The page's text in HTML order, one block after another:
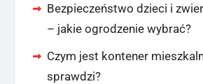
Bezpieczeństwo dzieci i
– jakie ogrodzenie wybrać?
Czym jest kontener
sprawdzi?